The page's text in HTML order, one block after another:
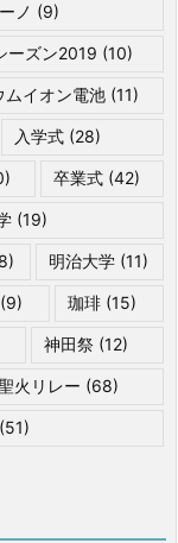
ノ (9)
ーズン2019 (10)
ムイオン電池(11)
入学式 (28)
卒業式(42)
(19)
明治大学(11)
(9) 珈琲 (15)
神田祭(12)
火リレー (68)
(51)